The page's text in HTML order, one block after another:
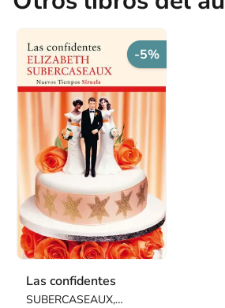
-5%
Las confidentes
SUBERCASEAUX,